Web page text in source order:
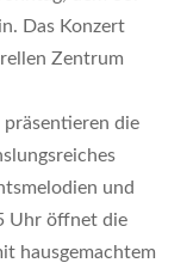
Das Konzert
Zentrum
die
und
Uhr öffnet die
hausgemachtem